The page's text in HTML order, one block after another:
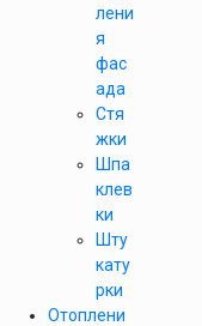
лени
я
фас
ада
Стя
жки
Шпа
клев
ки
Шту
кату
рки
Отоплени